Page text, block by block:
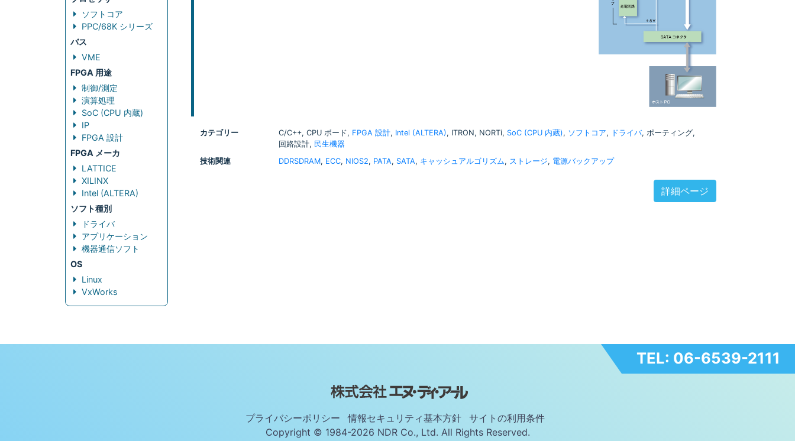
ソフトコア
PPC/68K シリーズ
バス
VME
FPGA 用途
制御/測定
演算処理
SoC (CPU 内蔵)
IP
FPGA 設計
FPGA メーカ
LATTICE
XILINX
Intel (ALTERA)
ソフト種別
ドライバ
アプリケーション
機器通信ソフト
OS
Linux
VxWorks
カテゴリー C/C++, CPU ボード, FPGA 設計, Intel (ALTERA), ITRON, NORTi, SoC (CPU 内蔵), ソフトコア, ドライバ, ポーティング,
回路設計, 民生機器
技術関連
DDRSDRAM, ECC, NIOS2, PATA, SATA, キャッシュアルゴリズム, ストレージ, 電源バックアップ
詳細ページ
TEL: 06-6539-2111
プライバシーポリシー 情報セキュリティ基本方針
サイトの利用条件
Copyright © 1984-2026 NDR Co., Ltd. All Rights Reserved.